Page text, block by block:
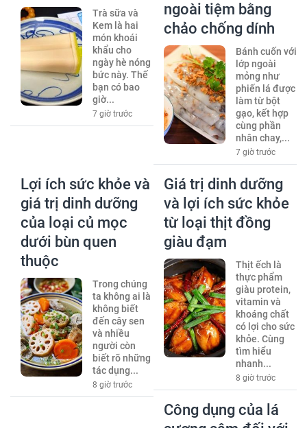
Trà sữa và
Kem là hai
món khoái
khẩu cho
ngày hè nóng
bức này. Thế
bạn có bao
giờ...
7 giờ trước
ngoài tiệm bằng
chảo chống dính
Bánh cuốn với
lớp ngoài
mỏng như
phiến lá được
làm từ bột
gạo, kết hợp
cùng phần
nhân chay,...
7 giờ trước
Lợi ích sức khỏe và
giá trị dinh dưỡng
của loại củ mọc
dưới bùn quen
thuộc
Trong chúng
ta không ai là
không biết
đến cây sen
và nhiều
người còn
biết rõ những
tác dụng...
8 giờ trước
Giá trị dinh dưỡng
và lợi ích sức khỏe
từ loại thịt đồng
giàu đạm
Thịt ếch là
thực phẩm
giàu protein,
vitamin và
khoáng chất
có lợi cho sức
khỏe. Cùng
tìm hiểu
nhanh...
8 giờ trước
Công dụng của lá